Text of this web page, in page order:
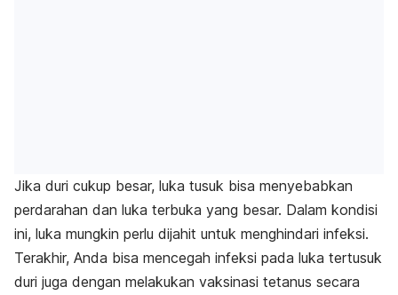
Jika duri cukup besar, luka tusuk bisa menyebabkan
perdarahan dan luka terbuka yang besar. Dalam kondisi
ini, luka mungkin perlu dijahit untuk menghindari infeksi.
Terakhir, Anda bisa mencegah infeksi pada luka tertusuk
duri juga dengan melakukan vaksinasi tetanus secara